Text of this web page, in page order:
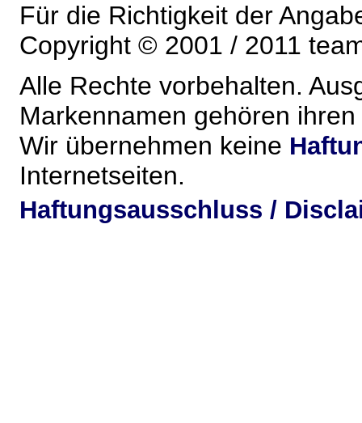
Für die Richtigkeit der
Copyright © 2001 / 2011
Alle Rechte vorbehalten.
Markennamen gehören
Wir übernehmen keine
Internetseiten.
Haftungsausschluss /